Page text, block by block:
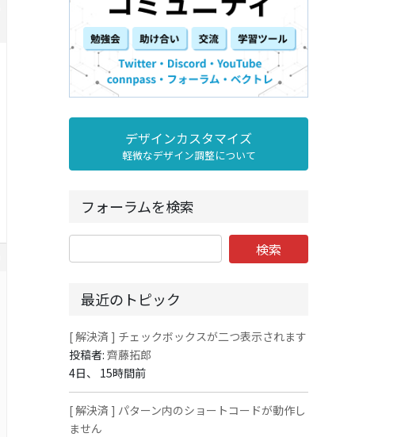
デザインカスタマイズ
軽微なデザイン調整について
フォーラムを検索
最近のトピック
[ 解決済 ] チェックボックスが二つ表示されます
投稿者:齊藤拓郎
4日、 15時間前
[ 解決済 ] パターン内のショートコードが動作し
ません